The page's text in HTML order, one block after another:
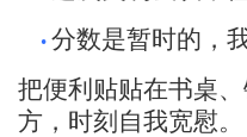
• 分数是暂时的，
把便利贴贴在书桌
方，时刻自我宽慰。